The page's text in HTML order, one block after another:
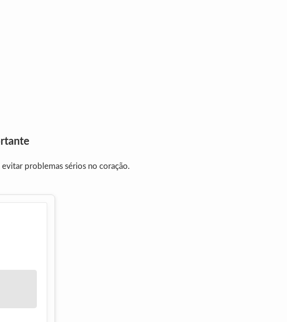
problemas sérios no coração.